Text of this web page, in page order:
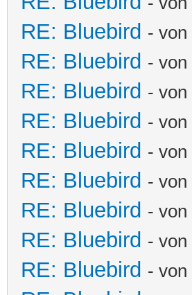
RE: Bluebird - von
RE: Bluebird - von
RE: Bluebird - von
RE: Bluebird - von
RE: Bluebird - von
RE: Bluebird - von
RE: Bluebird - von
RE: Bluebird - von
RE: Bluebird - von